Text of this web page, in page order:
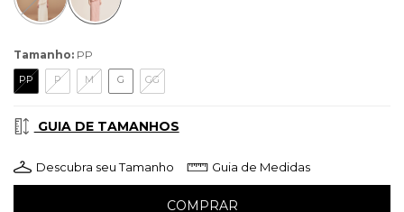
Tamanho: PP
PP P M G GG
GUIA DE TAMANHOS
Descubra seu Tamanho Guia de Medidas